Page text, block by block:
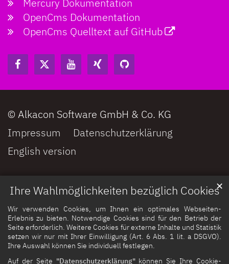
Ihre Wahlmöglichkeiten bezüglich Cookies
Wir verwenden Cookies, um Ihnen ein optimales Webseiten-
Erlebnis zu bieten. Notwendige Cookies sind für den Betrieb der
Seite erforderlich. Weitere Cookies für externe Inhalte und Statistik
setzen wir nur mit Ihrer Einwilligung (Art. 6 Abs. 1 lit. a DSGVO).
Ihre Auswahl können Sie individuell festlegen.
Auf der Seite "Datenschutzerklärung"können Sie Ihre Cookie-
✕
Mercury Dokumentation
OpenCms Dokumentation
OpenCms Quelltext auf GitHub
© Alkacon Software GmbH & Co. KG
Impressum
Datenschutzerklärung
English version